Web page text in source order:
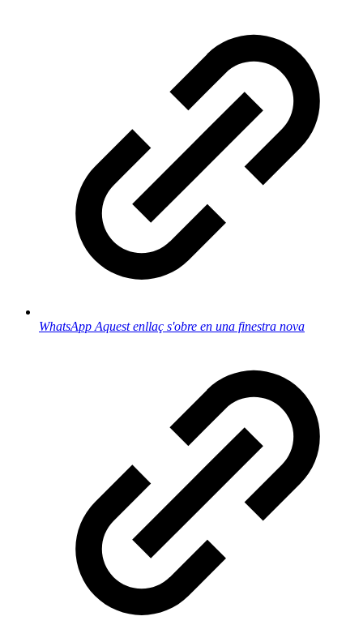
WhatsApp Aquest enllaç s'obre en una finestra nova